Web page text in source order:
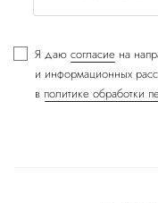
Я даю согласие на
и информационных
в политике обработки